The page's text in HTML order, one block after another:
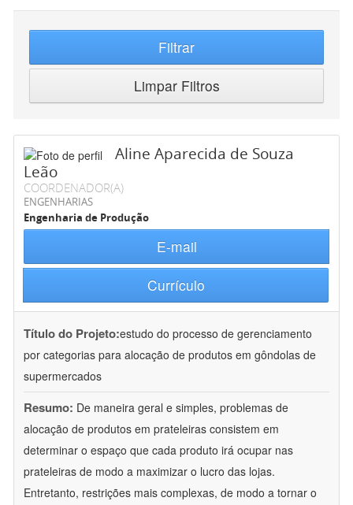
Filtrar
Limpar Filtros
Aline Aparecida de Souza
Leão
COORDENADOR(A)
ENGENHARIAS
Engenharia de Produção
E-mail
Currículo
Título do Projeto:estudo do processo de gerenciamento
por categorias para alocação de produtos em gôndolas de
supermercados
Resumo: De maneira geral e simples, problemas de
alocação de produtos em prateleiras consistem em
determinar o espaço que cada produto irá ocupar nas
prateleiras de modo a maximizar o lucro das lojas.
Entretanto, restrições mais complexas, de modo a tornar o